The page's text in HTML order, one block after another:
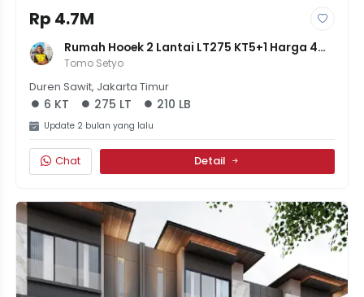
Rp 4.7M
Rumah Hooek 2 Lantai LT275 KT5+1 Harga 4M
700Jt Jakarta Timur Duren Sawit
Tomo Setyo
Duren Sawit, Jakarta Timur
6 KT 275 LT 210 LB
Update 2 bulan yang lalu
Chat Detail